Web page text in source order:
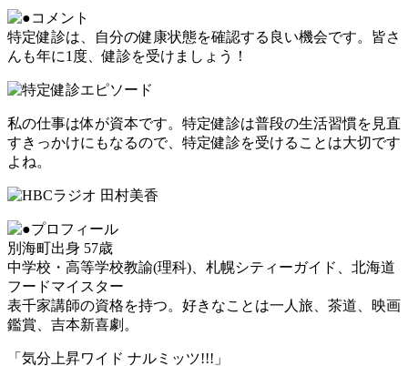
特定健診は、自分の健康状態を確認する良い機会です。皆さ
んも年に1度、健診を受けましょう！
私の仕事は体が資本です。特定健診は普段の生活習慣を見直
すきっかけにもなるので、特定健診を受けることは大切です
よね。
別海町出身 57歳
中学校・高等学校教諭(理科)、札幌シティーガイド、北海道
フードマイスター
表千家講師の資格を持つ。好きなことは一人旅、茶道、映画
鑑賞、吉本新喜劇。
「気分上昇ワイド ナルミッツ!!!」